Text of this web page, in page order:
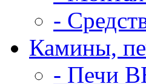
-
Камины,
- Печи